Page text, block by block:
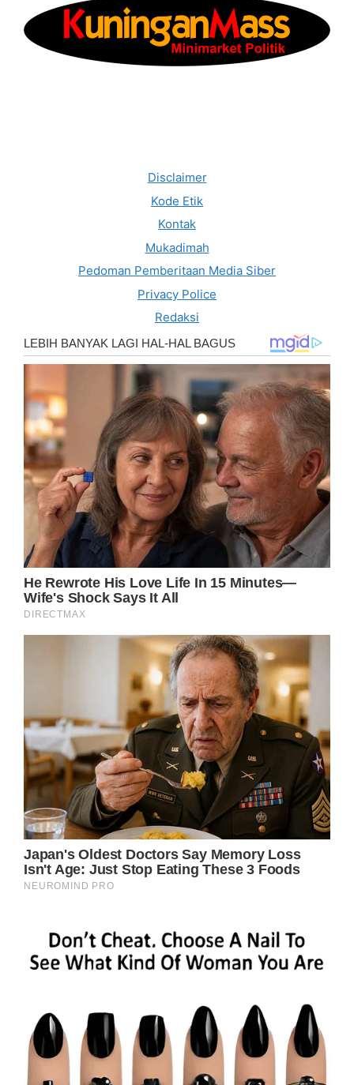
Disclaimer
Kode Etik
Kontak
Mukadimah
Pedoman Pemberitaan Media Siber
Privacy Police
Redaksi